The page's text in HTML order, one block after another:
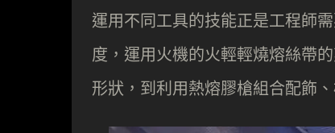
運用不同工具的技能正是工程師
度，運用火機的火輕輕燒熔絲帶
形狀，到利用熱熔膠槍組合配飾